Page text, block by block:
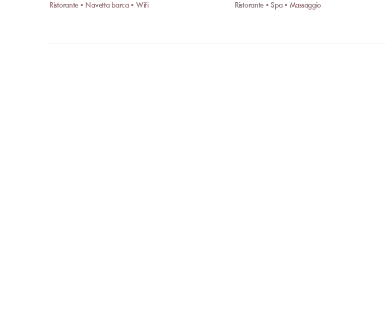
Ristorante • Navetta barca • Wifi Ristorante • Spa • Massaggio